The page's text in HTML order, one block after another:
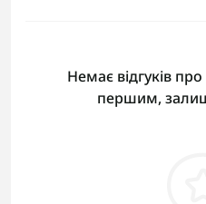
Немає відгуків
першим,